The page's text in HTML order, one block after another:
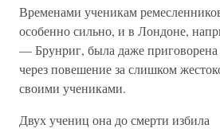
Временами ученикам
особенно сильно, и в Лондоне,
— Брунриг, была даже приговорена
через повешение за слишком
своими учениками.
Двух учениц она до смерти избила